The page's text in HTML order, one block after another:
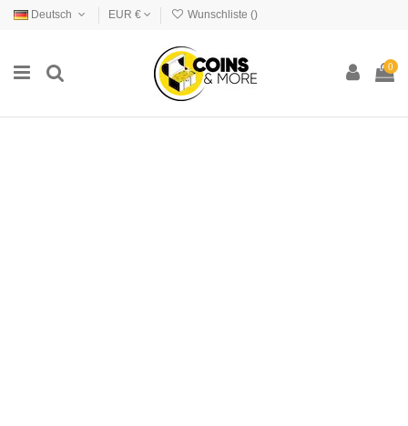
Deutsch EUR € Wunschliste ()
0